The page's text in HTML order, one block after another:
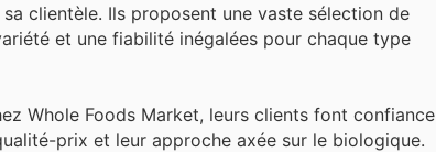
clientèle. Ils proposent une vaste sélection de
et une fiabilité inégalées pour chaque type
Whole Foods Market, leurs clients font confiance
prix et leur approche axée sur le biologique.